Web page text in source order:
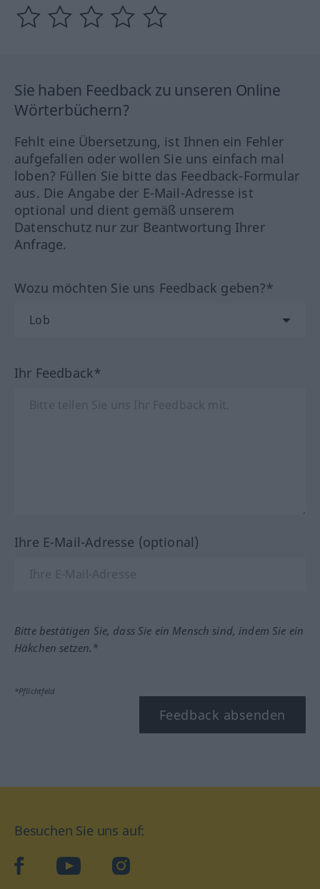
Sie haben Feedback zu unseren Online
Wörterbüchern?
Fehlt eine Übersetzung, ist Ihnen ein Fehler
aufgefallen oder wollen Sie uns einfach mal
loben? Füllen Sie bitte das Feedback-Formular
aus. Die Angabe der E-Mail-Adresse ist
optional und dient gemäß unserem
Datenschutz nur zur Beantwortung Ihrer
Anfrage.
Wozu möchten Sie uns Feedback geben?*
Ihr Feedback*
Ihre E-Mail-Adresse (optional)
Bitte bestätigen Sie, dass Sie ein Mensch sind, indem Sie ein
Häkchen setzen.*
*Pflichtfeld
Feedback absenden
Besuchen Sie uns auf:
facebookYouTube Instagram